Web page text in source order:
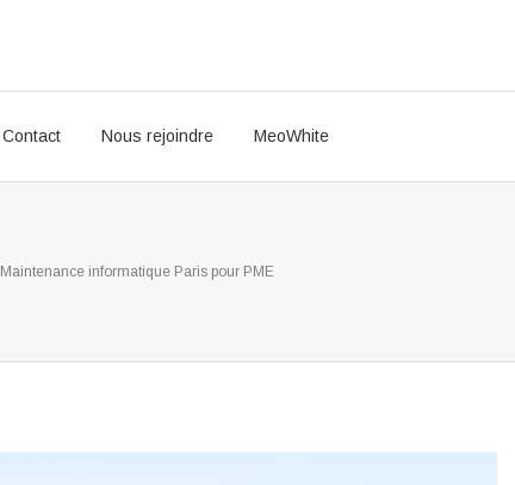
Contact Nous rejoindre MeoWhite
Maintenance informatique Paris pour PME